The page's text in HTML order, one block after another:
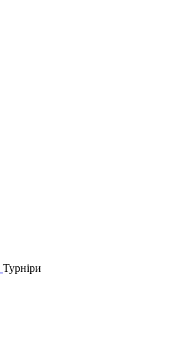
Турніри